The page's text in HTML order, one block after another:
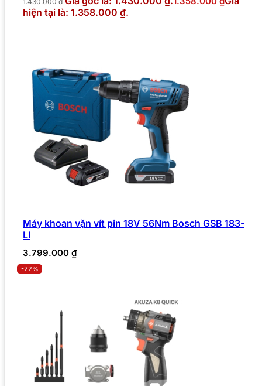
hiện tại là: 1.358.000 ₫.
Máy khoan vặn vít pin 18V 56Nm Bosch GSB 183-
LI
3.799.000 ₫
-22%